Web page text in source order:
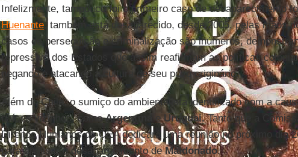
Infelizmente, tampouco foi o primeiro caso de desaparecimento
Huenante, também está desaparecido, desde 2005, pelas mãos
casos de perseguição e criminalização são inúmeros,
repressivo dos Estados que assim reafirmam as políticas
negando e atacando a cultura de seu povo originário.
Além do Chile, o sumiço do ambientalista identificado com a
países vizinhos, comoArgentina eUruguai.Tanto que a
Direitos Humanos da OEA dedicará uma reunião no próximo dia
para analisar o desaparecimento deMaldonado.